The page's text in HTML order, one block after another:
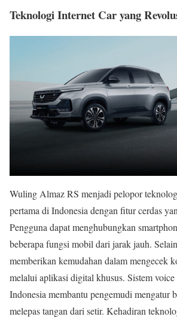
Teknologi Internet Car yang
Wuling Almaz RS menjadi pelopor
pertama di Indonesia dengan fitur cerdas
Pengguna dapat menghubungkan
beberapa fungsi mobil dari jarak jauh.
memberikan kemudahan dalam mengecek
melalui aplikasi digital khusus. Sistem voice
Indonesia membantu pengemudi mengatur
melepas tangan dari setir. Kehadiran